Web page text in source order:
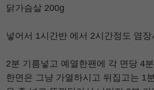
닭가슴살 200g
넣어서 1시간반 에서 2시간정도 염장
2분 기름넣고 예열한팬에 각 면당 4
한면은 그냥 가열하시고 뒤집고는 1